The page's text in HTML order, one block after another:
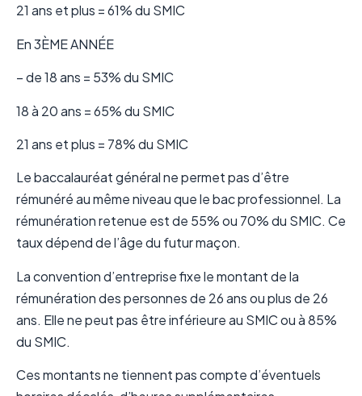
21 ans et plus = 61% du SMIC
En 3ÈME ANNÉE
– de 18 ans = 53% du SMIC
18 à 20 ans = 65% du SMIC
21 ans et plus = 78% du SMIC
Le baccalauréat général ne permet pas d’être
rémunéré au même niveau que le bac professionnel. La
rémunération retenue est de 55% ou 70% du SMIC. Ce
taux dépend de l’âge du futur maçon.
La convention d’entreprise fixe le montant de la
rémunération des personnes de 26 ans ou plus de 26
ans. Elle ne peut pas être inférieure au SMIC ou à 85%
du SMIC.
Ces montants ne tiennent pas compte d’éventuels